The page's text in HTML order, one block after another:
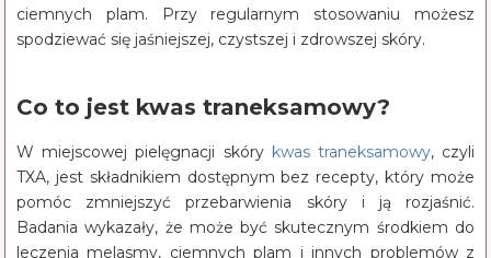
ciemnych plam. Przy regularnym stosowaniu możesz
spodziewać się jaśniejszej, czystszej i zdrowszej skóry.
Co to jest kwas traneksamowy?
W miejscowej pielęgnacji skóry kwas traneksamowy, czyli
TXA, jest składnikiem dostępnym bez recepty, który może
pomóc zmniejszyć przebarwienia skóry i ją rozjaśnić.
Badania wykazały, że może być skutecznym środkiem do
leczenia melasmy, ciemnych plam i innych problemów z